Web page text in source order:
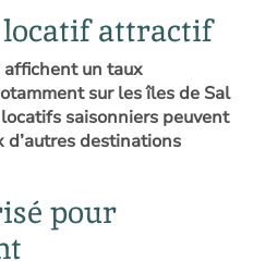
attractif
affichent un taux
sur les îles de Sal
saisonniers peuvent
d’autres destinations
pour